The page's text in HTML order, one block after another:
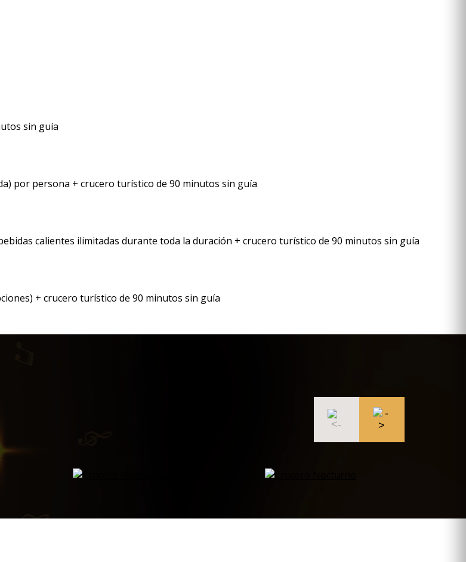
sin guía
por persona + crucero turístico de 90 minutos sin guía
calientes ilimitadas durante toda la duración + crucero turístico de 90 minutos sin guía
+ crucero turístico de 90 minutos sin guía